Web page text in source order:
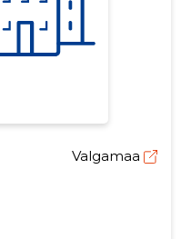
Valgamaa